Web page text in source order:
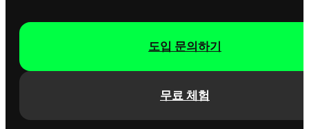
무료 체험
도입 문의하기